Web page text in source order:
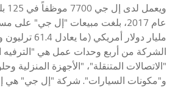
مليار دولار
الشركة من أربع وحدات عمل هي "الترفيه
"الاتصالات المتنقلة"، "الأجهزة المنزلية
و"مكونات السيارات". شركة "إل جي" هي